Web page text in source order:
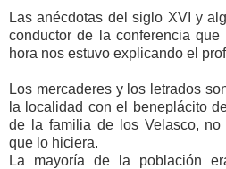
Las anécdotas del siglo XVI y
conductor de la conferencia
hora nos estuvo explicando el
Los mercaderes y los letrados
la localidad con el beneplácito
de la familia de los Velasco,
que lo hiciera.
La mayoría de la población